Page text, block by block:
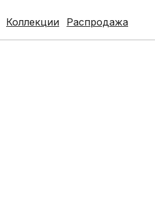
Распродажа
Коллекции
Коллекции Распродажа